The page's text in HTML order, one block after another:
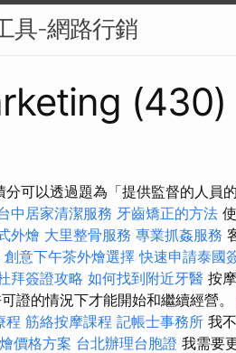
具-網路行銷
(430)
可以透過題為「提供監督的人員
中居家清潔服務 牙齒矯正的方法
外燴 大里整骨服務 專業抓姦服務
創意下午茶外燴選擇 快速申請泰國
拜簽證攻略 如何找到附近牙醫 按
證的情況下才能開始和繼續經營。
程 筋絡按摩課程 記帳士事務所 我
價格方案 台北辦理台胞證 我需要